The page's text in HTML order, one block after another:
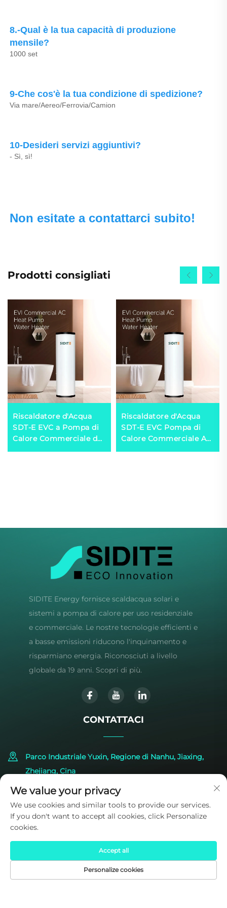
8.-Qual è la tua capacità di produzione
mensile?
1000 set
9-Che cos'è la tua condizione di spedizione?
Via mare/Aereo/Ferrovia/Camion
10-Desideri servizi aggiuntivi?
- Sì, sì!
Non esitate a contattarci subito!
Prodotti consigliati
Riscaldatore d'Acqua
SDT-E EVC a Pompa di
Calore Commerciale da
150L a 500L Efficiente
Riscaldatore d'Acqua
SDT-E EVC Pompa di
Calore Commerciale AC
Capacità 150L-500L
SIDITE Energy fornisce scaldacqua solari e
sistemi a pompa di calore per uso residenziale
e commerciale. Le nostre tecnologie efficienti e
a basse emissioni riducono l'inquinamento e
risparmiano energia. Riconosciuti a livello
globale da 19 anni. Scopri di più.
CONTATTACI
Parco Industriale Yuxin, Regione di Nanhu, Jiaxing,
Zhejiang, Cina
+86-573-83224422
[email protected]
We value your privacy
We use cookies and similar tools to provide our services.
If you don't want to accept all cookies, click Personalize
cookies.
Personalize cookies
Accept all